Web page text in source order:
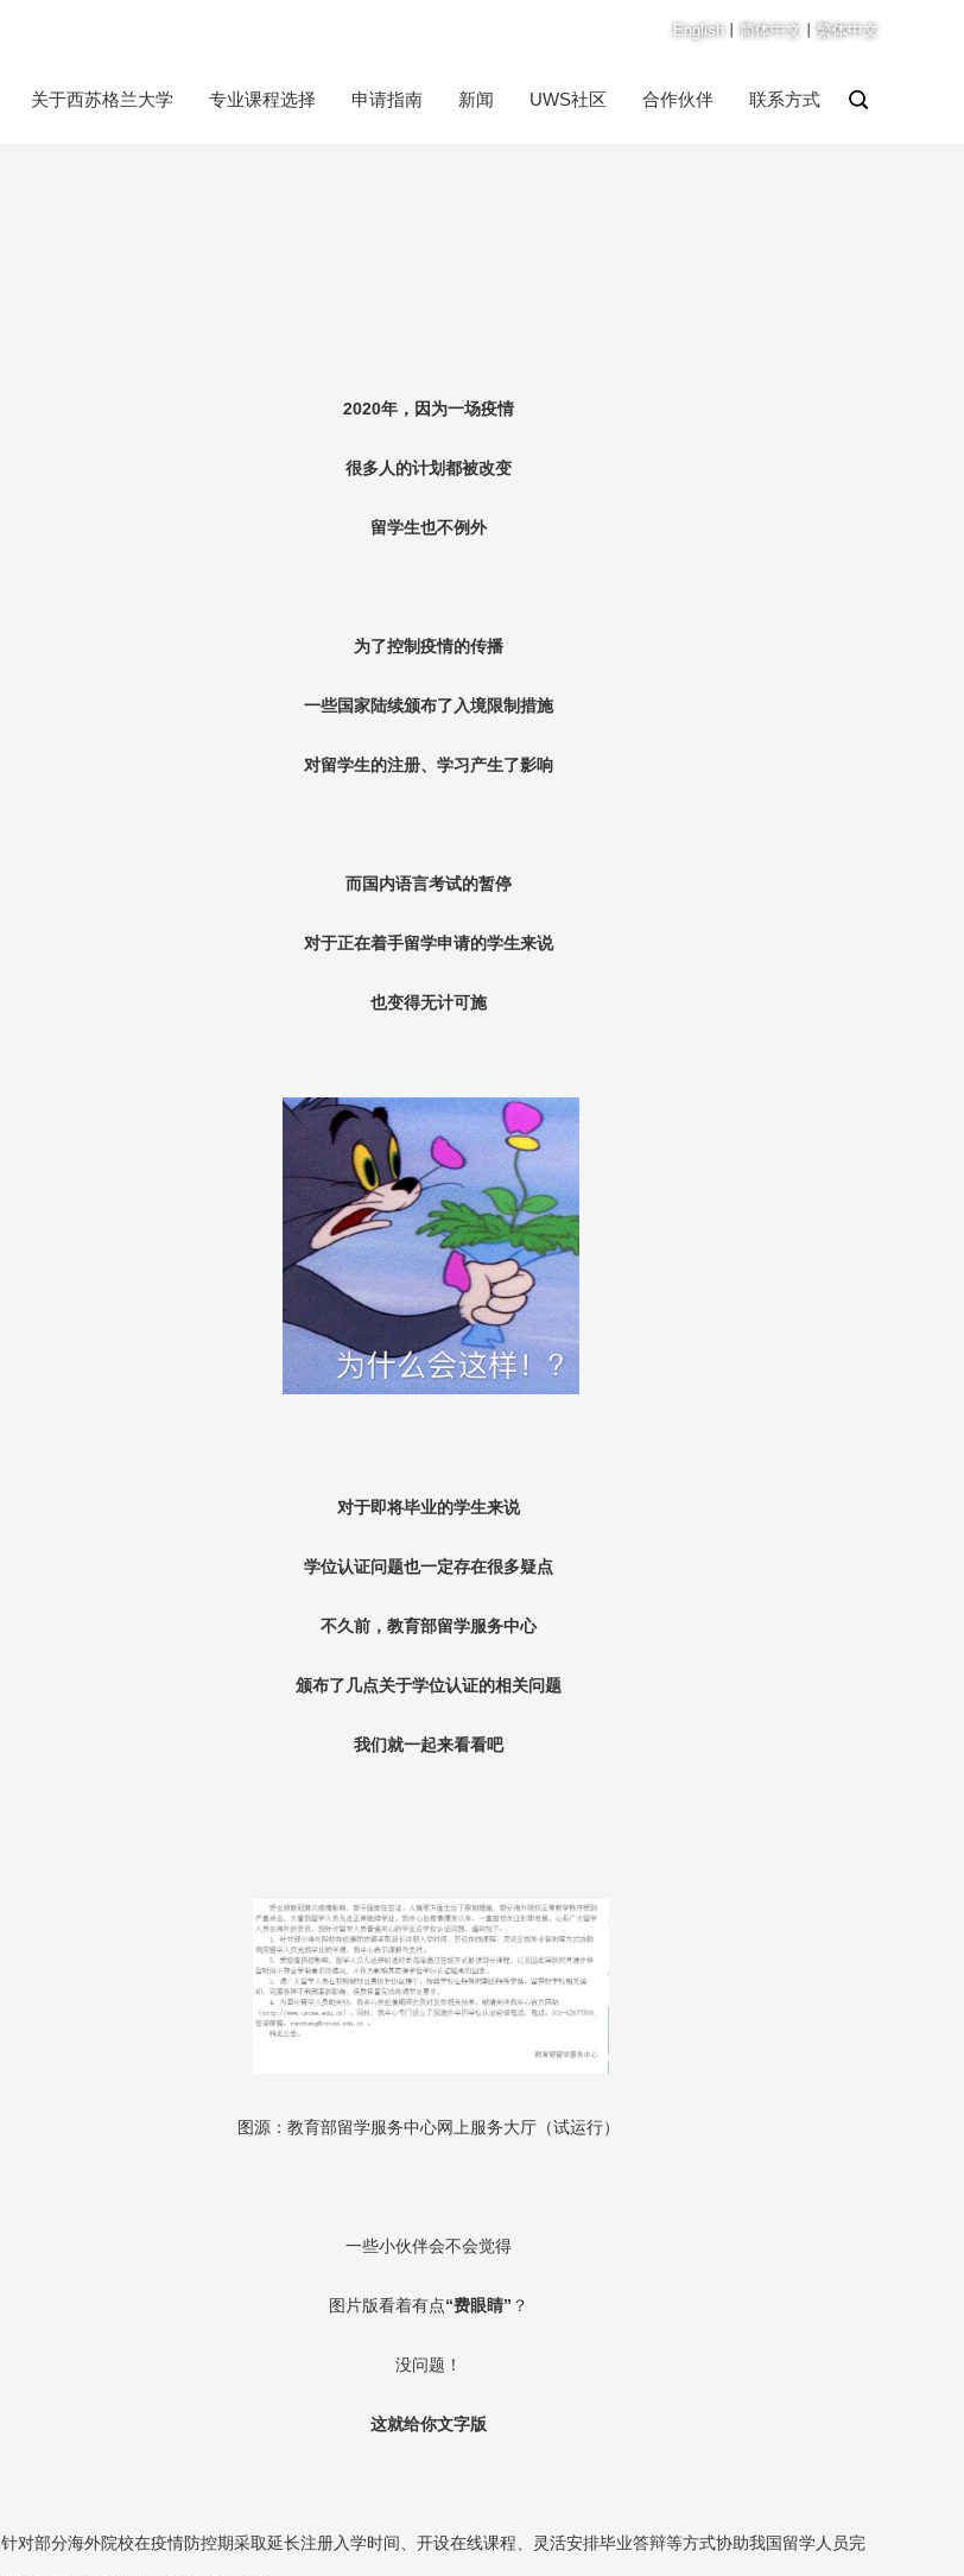
English 简体中文 繁体中文
关于西苏格兰大学 专业课程选择 申请指南 新闻 UWS社区 合作伙伴 联系方式
2020年，因为一场疫情
很多人的计划都被改变
留学生也不例外
为了控制疫情的传播
一些国家陆续颁布了入境限制措施
对留学生的注册、学习产生了影响
而国内语言考试的暂停
对于正在着手留学申请的学生来说
也变得无计可施
对于即将毕业的学生来说
学位认证问题也一定存在很多疑点
不久前，教育部留学服务中心
颁布了几点关于学位认证的相关问题
我们就一起来看看吧
图源：教育部留学服务中心网上服务大厅（试运行）
一些小伙伴会不会觉得
图片版看着有点“费眼睛” ？
没问题！
这就给你文字版
针对部分海外院校在疫情防控期采取延长注册入学时间、开设在线课程、灵活安排毕业答辩等方式协助我国留学人员完